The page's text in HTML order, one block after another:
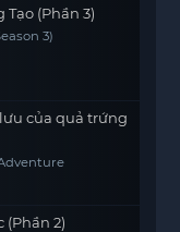
Tạo (Phần 3)
3)
của quả trứng
(Phần 2)